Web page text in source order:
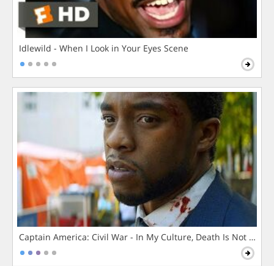
Idlewild - When I Look in Your Eyes Scene
Captain America: Civil War - In My Culture, Death Is Not The